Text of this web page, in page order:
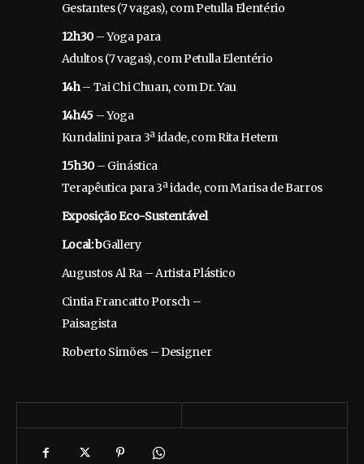
Gestantes (7 vagas), com Petulla Elentério
12h30– Yoga para
Adultos (7 vagas), com Petulla Elentério
14h– Tai Chi Chuan, com Dr. Yau
14h45– Yoga
Kundalini para 3ª idade, com Rita Hetem
15h30– Ginástica
Terapêutica para 3ª idade, com Marisa de Barros
Exposição Eco-Sustentável
Local:bGallery
Augustos Al Ra – Artista Plástico
Cintia Francatto Porsch –
Paisagista
Roberto Simões – Designer